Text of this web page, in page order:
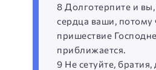
8 Долготерпите и
сердца ваши, потому
пришествие Господне
приближается.
9 Не сетуйте, братия,